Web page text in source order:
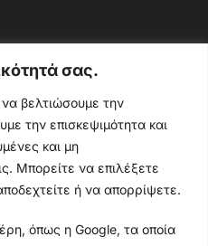
σας.
βελτιώσουμε την
την επισκεψιμότητα και
και μη
Μπορείτε να επιλέξετε
ή να απορρίψετε.
όπως η Google, τα οποία